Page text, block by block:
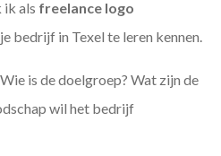
ik als freelance logo
bedrijf in Texel te leren kennen.
is de doelgroep? Wat zijn de
wil het bedrijf